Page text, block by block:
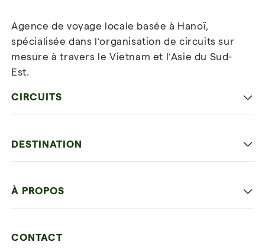
Agence de voyage locale basée à Hanoï,
spécialisée dans l’organisation de circuits sur
mesure à travers le Vietnam et l’Asie du Sud-
Est.
CIRCUITS
Voyage autrement
Hors des sentiers battus
DESTINATION
À PROPOS
CONTACT